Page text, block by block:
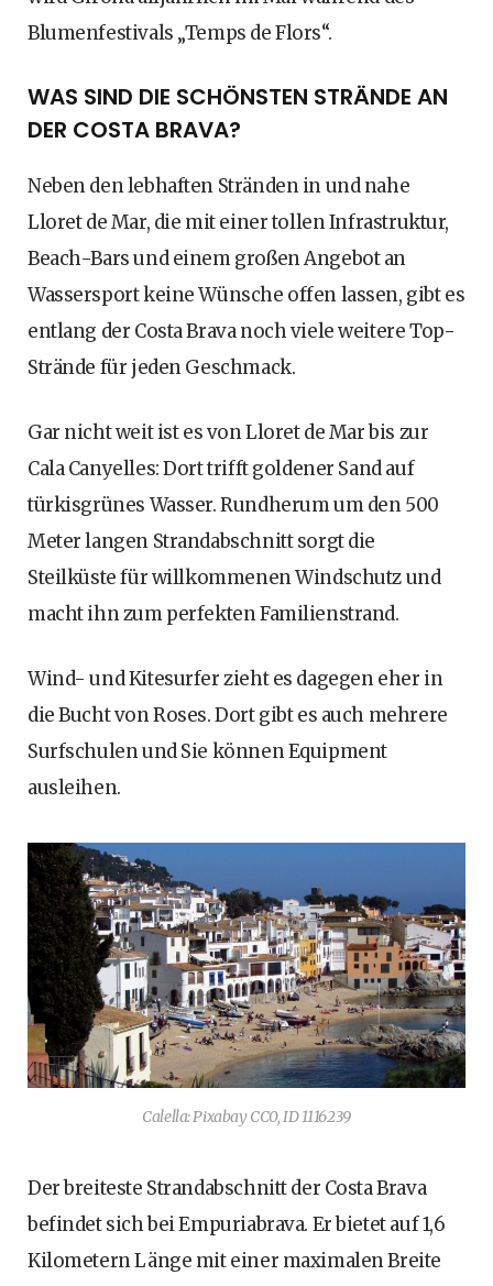
Blumenfestivals „Temps de Flors“.
WAS SIND DIE SCHÖNSTEN STRÄNDE AN
DER COSTA BRAVA?
Neben den lebhaften Stränden in und nahe
Lloret de Mar, die mit einer tollen Infrastruktur,
Beach-Bars und einem großen Angebot an
Wassersport keine Wünsche offen lassen, gibt es
entlang der Costa Brava noch viele weitere Top-
Strände für jeden Geschmack.
Gar nicht weit ist es von Lloret de Mar bis zur
Cala Canyelles: Dort trifft goldener Sand auf
türkisgrünes Wasser. Rundherum um den 500
Meter langen Strandabschnitt sorgt die
Steilküste für willkommenen Windschutz und
macht ihn zum perfekten Familienstrand.
Wind- und Kitesurfer zieht es dagegen eher in
die Bucht von Roses. Dort gibt es auch mehrere
Surfschulen und Sie können Equipment
ausleihen.
Calella: Pixabay CC0, ID 1116239
Der breiteste Strandabschnitt der Costa Brava
befindet sich bei Empuriabrava. Er bietet auf 1,6
Kilometern Länge mit einer maximalen Breite